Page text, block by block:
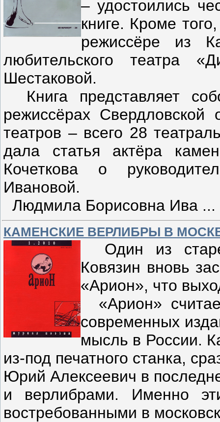
– удостоились
книге. Кроме
режиссёре из
любительского театра
Шестаковой.
Книга представляет
режиссёрах Свердловской
театров – всего 28
дала статья актёра
Кочеткова о
Ивановой.
Людмила Борисовна Ива ...
КАМЕНСКИЕ ВЕРЛИБРЫ В
Один из
Ковязин вновь
«Арион», что
«Арион»
современных
мысль в России.
из-под печатного станка,
Юрий Алексеевич в
и верлибрами. Именно
востребованными в